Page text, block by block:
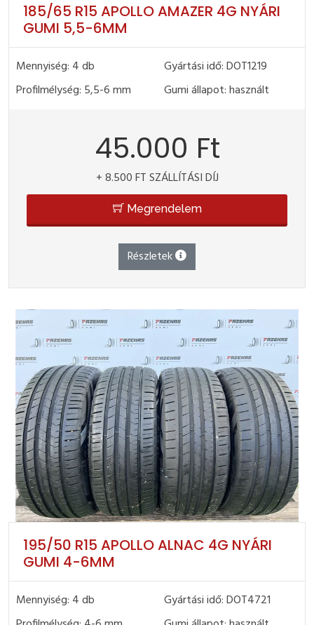
185/65 R15 APOLLO AMAZER 4G NYÁRI
GUMI 5,5-6MM
Mennyiség: 4 db
Gyártási idő: DOT1219
Profilmélység: 5,5-6 mm
Gumi állapot: használt
45.000 Ft
+ 8.500 FT SZÁLLÍTÁSI DÍJ
Megrendelem
Részletek
195/50 R15 APOLLO ALNAC 4G NYÁRI
GUMI 4-6MM
Mennyiség: 4 db
Gyártási idő: DOT4721